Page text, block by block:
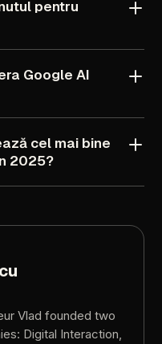
pentru
Google AI
cel mai bine
2025?
Vlad founded two
Digital Interaction,